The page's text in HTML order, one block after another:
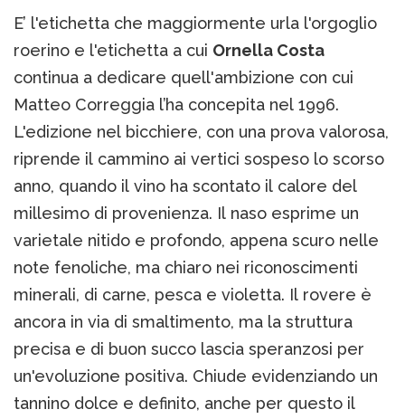
E’ l'etichetta che maggiormente urla l'orgoglio
roerino e l'etichetta a cui Ornella Costa
continua a dedicare quell'ambizione con cui
Matteo Correggia l’ha concepita nel 1996.
L'edizione nel bicchiere, con una prova valorosa,
riprende il cammino ai vertici sospeso lo scorso
anno, quando il vino ha scontato il calore del
millesimo di provenienza. Il naso esprime un
varietale nitido e profondo, appena scuro nelle
note fenoliche, ma chiaro nei riconoscimenti
minerali, di carne, pesca e violetta. Il rovere è
ancora in via di smaltimento, ma la struttura
precisa e di buon succo lascia speranzosi per
un'evoluzione positiva. Chiude evidenziando un
tannino dolce e definito, anche per questo il